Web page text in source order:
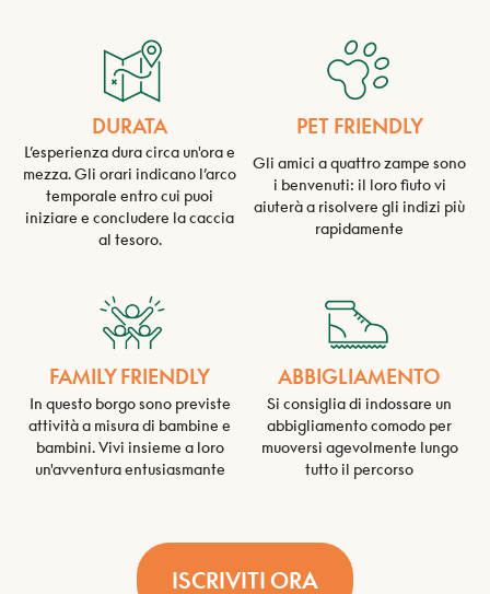
DURATA PET FRIENDLY
L’esperienza dura circa un'ora e
mezza. Gli orari indicano l’arco
temporale entro cui puoi
iniziare e concludere la caccia
al tesoro.
Gli amici a quattro zampe sono
i benvenuti: il loro fiuto vi
aiuterà a risolvere gli indizi più
rapidamente
FAMILY FRIENDLY ABBIGLIAMENTO
In questo borgo sono previste
attività a misura di bambine e
bambini. Vivi insieme a loro
un'avventura entusiasmante
Si consiglia di indossare un
abbigliamento comodo per
muoversi agevolmente lungo
tutto il percorso
ISCRIVITI ORA